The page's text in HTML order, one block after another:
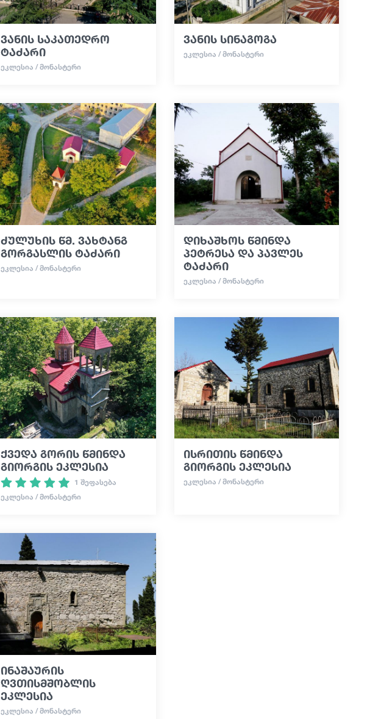
ვანის საკათედრო
ტაძარი
ᲔᲙᲚᲔᲡᲘᲐ / ᲛᲝᲜᲐᲡᲢᲔᲠᲘ
ვანის სინაგოგა
ᲔᲙᲚᲔᲡᲘᲐ / ᲛᲝᲜᲐᲡᲢᲔᲠᲘ
ძულუხის წმ. ვახტანგ
გორგასლის ტაძარი
ᲔᲙᲚᲔᲡᲘᲐ / ᲛᲝᲜᲐᲡᲢᲔᲠᲘ
დიხაშხოს წმინდა
პეტრესა და პავლეს
ტაძარი
ᲔᲙᲚᲔᲡᲘᲐ / ᲛᲝᲜᲐᲡᲢᲔᲠᲘ
ქვედა გორის წმინდა
გიორგის ეკლესია
1 შეფასება
ᲔᲙᲚᲔᲡᲘᲐ / ᲛᲝᲜᲐᲡᲢᲔᲠᲘ
ისრითის წმინდა
გიორგის ეკლესია
ᲔᲙᲚᲔᲡᲘᲐ / ᲛᲝᲜᲐᲡᲢᲔᲠᲘ
ინაშაურის
ღვთისმშობლის
ეკლესია
ᲔᲙᲚᲔᲡᲘᲐ / ᲛᲝᲜᲐᲡᲢᲔᲠᲘ